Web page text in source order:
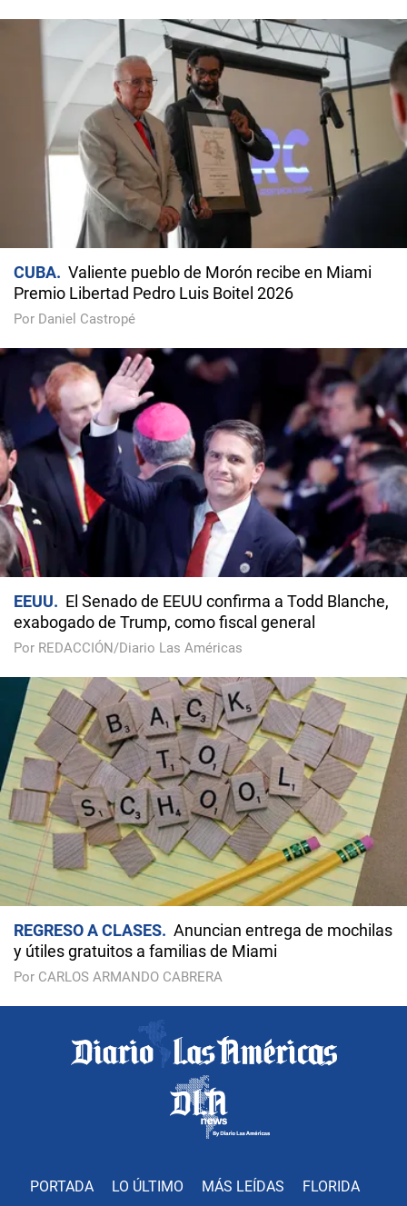
CUBA
Valiente pueblo de Morón recibe en Miami
Premio Libertad Pedro Luis Boitel 2026
Por Daniel Castropé
EEUU
El Senado de EEUU confirma a Todd Blanche,
exabogado de Trump, como fiscal general
Por REDACCIÓN/Diario Las Américas
REGRESO A CLASES
Anuncian entrega de mochilas
y útiles gratuitos a familias de Miami
Por CARLOS ARMANDO CABRERA
PORTADA LO ÚLTIMO MÁS LEÍDAS FLORIDA